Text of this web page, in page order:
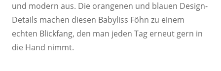
und modern aus. Die orangenen und blauen Design-
Details machen diesen Babyliss Föhn zu einem
echten Blickfang, den man jeden Tag erneut gern in
die Hand nimmt.